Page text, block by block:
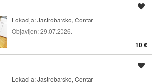
Lokacija:Jastrebarsko, Centar
Objavljen:29.07.2026.
10 €
Lokacija:Jastrebarsko, Centar